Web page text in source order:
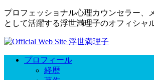
プロフェッショナル心理カウンセラー、
として活躍する浮世満理子のオフィシャ
プロフィール
経歴